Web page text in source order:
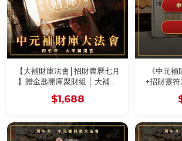
【大補財庫法會│招財農曆七月
】贈金匙開庫聚財組 │ 大補財
大補財庫 │ 加持過爐（名額有
$1,688
《中元
+招財靈符